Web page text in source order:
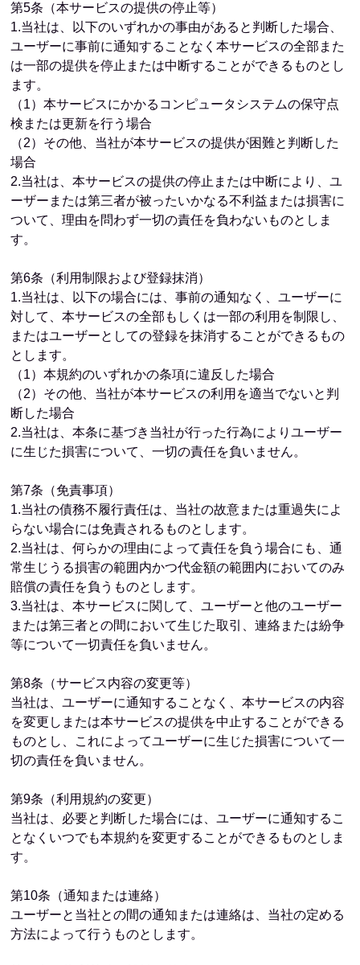
第5条（本サービスの提供の停止等）
1.当社は、以下のいずれかの事由があると判断した場合、
ユーザーに事前に通知することなく本サービスの全部また
は一部の提供を停止または中断することができるものとし
ます。
（1）本サービスにかかるコンピュータシステムの保守点
検または更新を行う場合
（2）その他、当社が本サービスの提供が困難と判断した
場合
2.当社は、本サービスの提供の停止または中断により、ユ
ーザーまたは第三者が被ったいかなる不利益または損害に
ついて、理由を問わず一切の責任を負わないものとしま
す。
第6条（利用制限および登録抹消）
1.当社は、以下の場合には、事前の通知なく、ユーザーに
対して、本サービスの全部もしくは一部の利用を制限し、
またはユーザーとしての登録を抹消することができるもの
とします。
（1）本規約のいずれかの条項に違反した場合
（2）その他、当社が本サービスの利用を適当でないと判
断した場合
2.当社は、本条に基づき当社が行った行為によりユーザー
に生じた損害について、一切の責任を負いません。
第7条（免責事項）
1.当社の債務不履行責任は、当社の故意または重過失によ
らない場合には免責されるものとします。
2.当社は、何らかの理由によって責任を負う場合にも、通
常生じうる損害の範囲内かつ代金額の範囲内においてのみ
賠償の責任を負うものとします。
3.当社は、本サービスに関して、ユーザーと他のユーザー
または第三者との間において生じた取引、連絡または紛争
等について一切責任を負いません。
第8条（サービス内容の変更等）
当社は、ユーザーに通知することなく、本サービスの内容
を変更しまたは本サービスの提供を中止することができる
ものとし、これによってユーザーに生じた損害について一
切の責任を負いません。
第9条（利用規約の変更）
当社は、必要と判断した場合には、ユーザーに通知するこ
となくいつでも本規約を変更することができるものとしま
す。
第10条（通知または連絡）
ユーザーと当社との間の通知または連絡は、当社の定める
方法によって行うものとします。